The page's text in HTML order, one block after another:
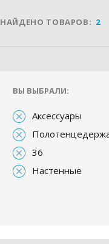
НАЙДЕНО ТОВАРОВ: 2
ВЫ ВЫБРАЛИ:
Аксессуары
36
Настенные